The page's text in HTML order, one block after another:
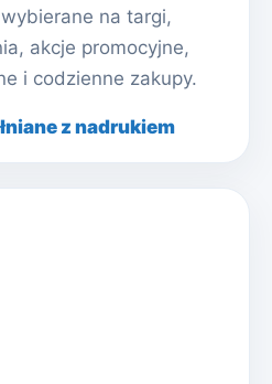
na targi,
akcje promocyjne,
i codzienne zakupy.
z nadrukiem